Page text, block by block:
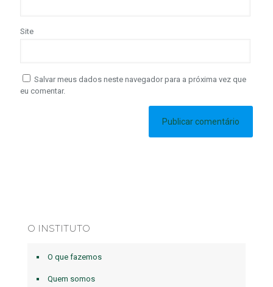
Site
Salvar meus dados neste navegador para a próxima vez que
eu comentar.
O INSTITUTO
O que fazemos
Quem somos